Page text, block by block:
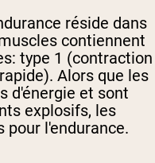
réside dans
contiennent
type 1 (contraction
Alors que les
d'énergie et sont
explosifs, les
pour l'endurance.